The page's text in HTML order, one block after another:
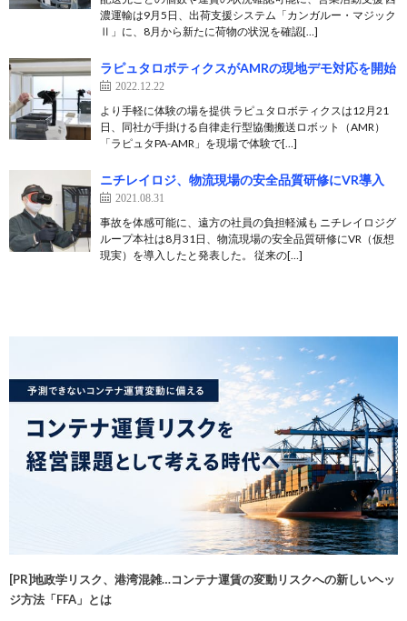
濃運輸は9月5日、出荷支援システム「カンガルー・マジック
Ⅱ」に、8月から新たに荷物の状況を確認[…]
ラピュタロボティクスがAMRの現地デモ対応を開始
2022.12.22
より手軽に体験の場を提供 ラピュタロボティクスは12月21
日、同社が手掛ける自律走行型協働搬送ロボット（AMR）
「ラピュタPA-AMR」を現場で体験で[…]
ニチレイロジ、物流現場の安全品質研修にVR導入
2021.08.31
事故を体感可能に、遠方の社員の負担軽減も ニチレイロジグ
ループ本社は8月31日、物流現場の安全品質研修にVR（仮想
現実）を導入したと発表した。 従来の[…]
[PR]地政学リスク、港湾混雑…コンテナ運賃の変動リスクへの新しいヘッ
ジ方法「FFA」とは